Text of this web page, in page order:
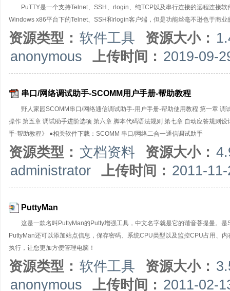
PuTTY是一个支持Telnet、SSH、rlogin、纯TCP以及串行连接的远程连接
Windows x86平台下的Telnet、SSH和rlogin客户端，但是功能丝毫不逊色于商业
资源类型： 软件工具 资源大小：
anonymous
上传时间： 2019-09-
串口/网络调试助手-SCOMM用户手册-帮助教程
野人家园SCOMM串口/网络通信调试助手-用户手册-帮助使用教程 第一章
操作 第五章 调试助手进阶选项 第六章 脚本代码语法规则 第七章 自动应答规则
手-帮助教程》 ●相关软件下载：SCOMM 串口/网络二合一通信调试助手
资源类型： 文档资料 资源大小：
administrator
上传时间： 2011-
PuttyMan
这是一款名叫PuttyMan的Putty增强工具，中文名字就是它的谐音菩提曼。
PuttyMan还可以添加站点信息，保存密码、系统CPU类型以及监控CPU占用、
执行，让您更加方便管理电脑！
资源类型： 软件工具 资源大小：
anonymous
上传时间： 2011-02-